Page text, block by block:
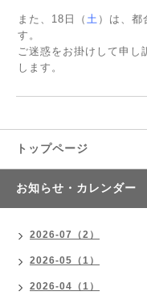
また、18日（ 土 ）は、都
す。
ご迷惑をお掛けして申し
します。
トップページ
お知らせ・カレンダー
2026-07（2）
2026-05（1）
2026-04（1）